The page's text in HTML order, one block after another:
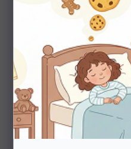
Potřebujete
Nechte nám na sebe
poradíme